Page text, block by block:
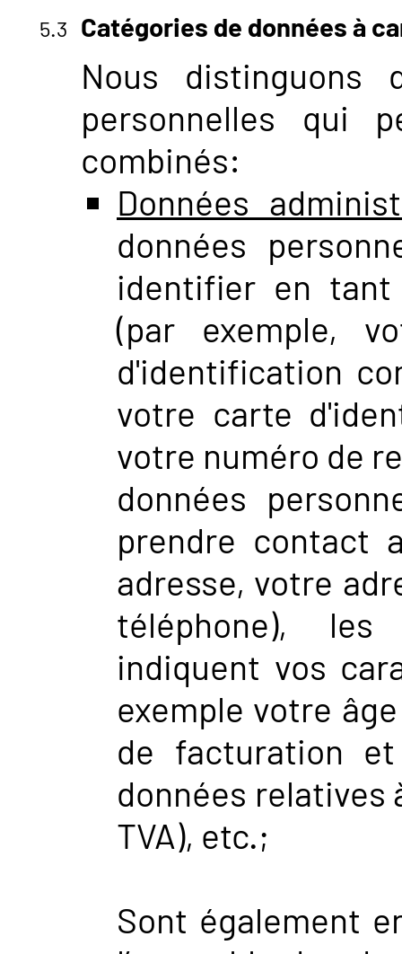
Catégories de données à
Nous distinguons
personnelles qui
combinés:
Données
données
identifier en tant
(par exemple,
d'identification
votre carte
votre numéro de
données
prendre contact
adresse, votre
téléphone),
indiquent vos
exemple votre
de facturation
données relatives
TVA), etc.;
Sont également